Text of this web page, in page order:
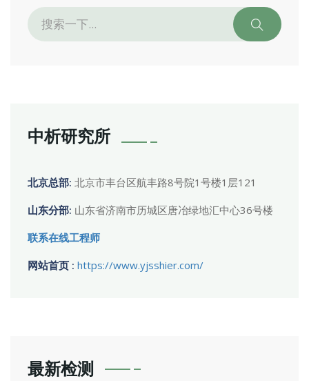
中析研究所
北京总部: 北京市丰台区航丰路8号院1号楼1层121
山东分部: 山东省济南市历城区唐冶绿地汇中心36号楼
联系在线工程师
网站首页 : https://www.yjsshier.com/
最新检测